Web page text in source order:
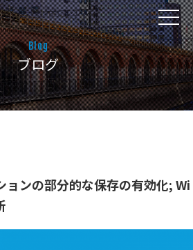
Blog
ブログ
ョンの部分的な保存の有効化; Wi